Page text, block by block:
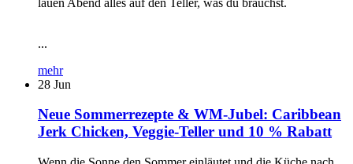
...
mehr
28 Jun
Neue Sommerrezepte & WM-Jubel: Caribbean
Jerk Chicken, Veggie-Teller und 10 % Rabatt